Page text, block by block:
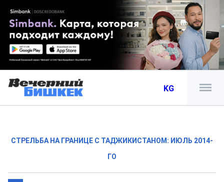
KG
СТРЕЛЬБА НА ГРАНИЦЕ С ТАДЖИКИСТАНОМ: ИЮЛЬ 2014-
ГО